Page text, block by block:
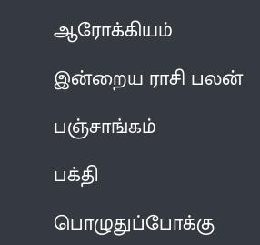
ஆரோக்கியம்
இன்றைய ராசி பலன்
பஞ்சாங்கம்
பக்தி
பொழுதுப்போக்கு